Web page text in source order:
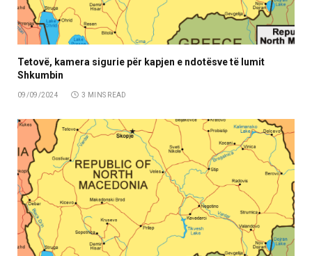
Tetovë, kamera sigurie për kapjen e ndotësve të lumit
Shkumbin
09/09/2024 3 MINS READ